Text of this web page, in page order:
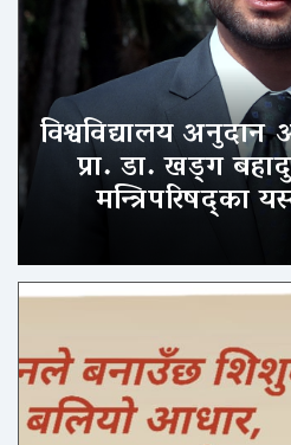
विश्वविद्यालय
प्रा. डा. खड्ग
मन्त्रिपरिषद्का